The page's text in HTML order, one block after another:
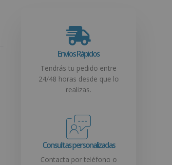
Envíos Rápidos
Tendrás tu pedido entre
24/48 horas desde que lo
realizas.
Consultas personalizadas
Contacta por teléfono o